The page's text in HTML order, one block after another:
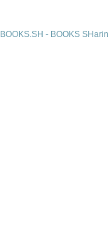
BOOKS.SH - BOOKS